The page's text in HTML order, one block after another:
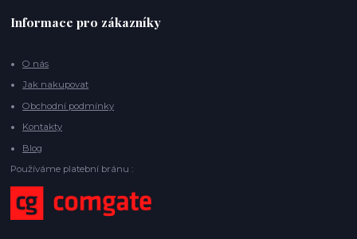
Informace pro zákazníky
O nás
Jak nakupovat
Obchodní podmínky
Kontakty
Blog
Používáme platební bránu :